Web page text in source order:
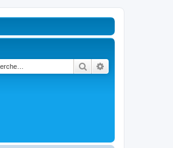
Rechercher